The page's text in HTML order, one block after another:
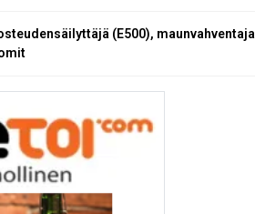
(E500), maunvahventaja